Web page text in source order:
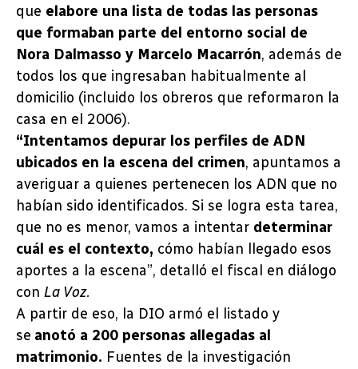
que elabore una lista de todas las personas
que formaban parte del entorno social de
Nora Dalmasso y Marcelo Macarrón, además de
todos los que ingresaban habitualmente al
domicilio (incluido los obreros que reformaron la
casa en el 2006).
“Intentamos depurar los perfiles de ADN
ubicados en la escena del crimen, apuntamos a
averiguar a quienes pertenecen los ADN que no
habían sido identificados. Si se logra esta tarea,
que no es menor, vamos a intentar determinar
cuál es el contexto, cómo habían llegado esos
aportes a la escena”, detalló el fiscal en diálogo
con La Voz.
A partir de eso, la DIO armó el listado y
se anotó a 200 personas allegadas al
matrimonio. Fuentes de la investigación